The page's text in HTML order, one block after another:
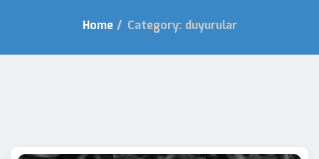
Home / Category: duyurular